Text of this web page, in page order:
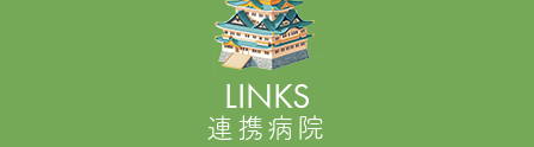
LINKS
連携病院